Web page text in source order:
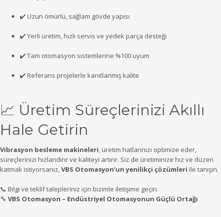
✔️Uzun ömürlü, sağlam gövde yapısı
✔️Yerli üretim,hızlı servis ve yedekparça desteği
✔️Tam otomasyon sistemlerine %100uyum
✔️Referans projelerle kanıtlanmışkalite
📈 Üretim Süreçlerinizi Akıllı
Hale Getirin
Vibrasyon besleme makineleri,üretim hatlarınızı optimize eder,
süreçlerinizi hızlandırırve kaliteyi artırır. Siz de üretiminize hız ve düzen
katmakistiyorsanız,VBS Otomasyon’unyenilikçi çözümleri ile tanışın.
📞 Bilgi ve tekliftalepleriniz için bizimle iletişime geçin.
🔧 VBS Otomasyon – Endüstriyel Otomasyonun Güçlü Ortağı